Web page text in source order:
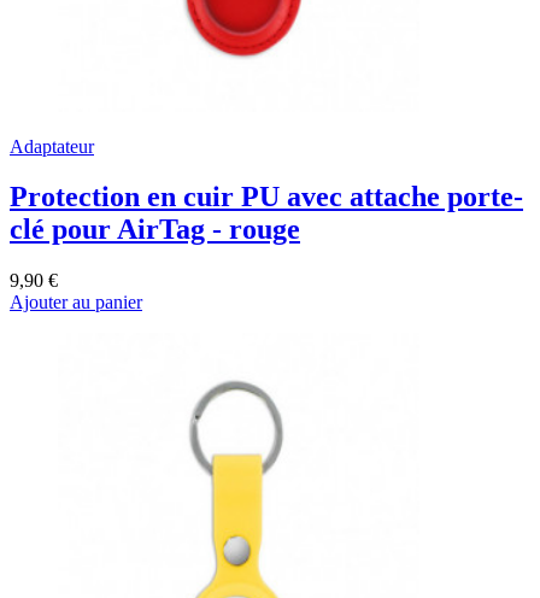
Adaptateur
Protection en cuir PU avec attache porte-
clé pour AirTag - rouge
9,90 €
Ajouter au panier